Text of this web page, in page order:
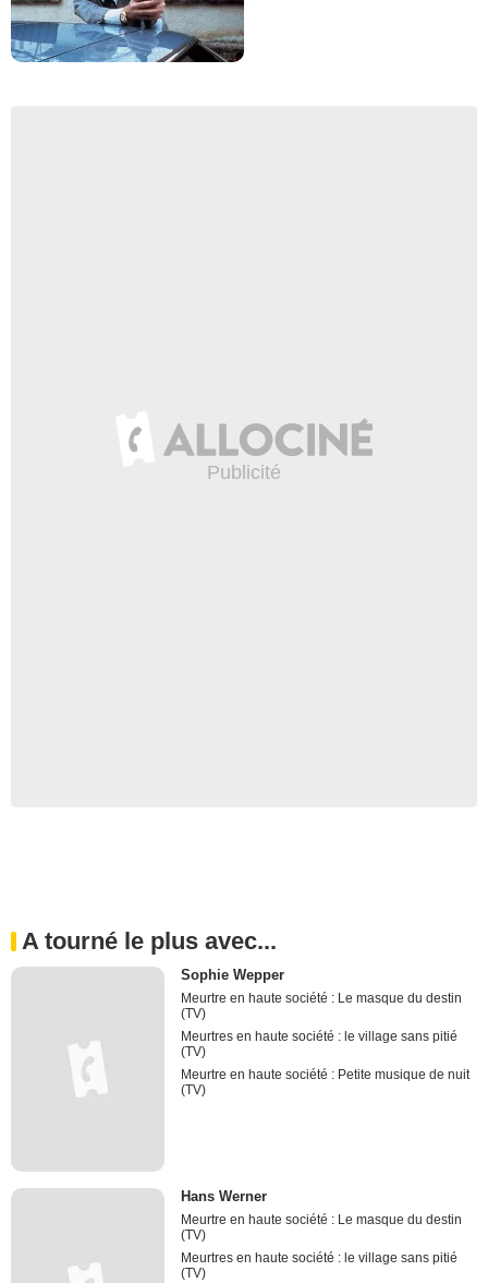
A tourné le plus avec...
Sophie Wepper
Meurtre en haute société : Le masque du destin
(TV)
Meurtres en haute société : le village sans pitié
(TV)
Meurtre en haute société : Petite musique de nuit
(TV)
Hans Werner
Meurtre en haute société : Le masque du destin
(TV)
Meurtres en haute société : le village sans pitié
(TV)